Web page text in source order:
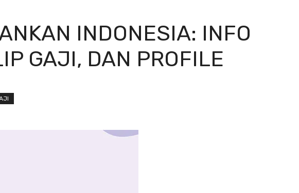
INDONESIA: INFO
GAJI, DAN PROFILE